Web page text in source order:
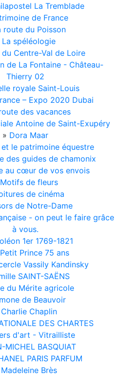
La Tremblade
de France
route du Poisson
La spéléologie
du Centre-Val de Loire
de La Fontaine - Château-
Thierry 02
royale Saint-Louis
– Expo 2020 Dubai
des vacances
Antoine de Saint-Exupéry
» Dora Maar
le patrimoine équestre
des guides de chamonix
au cœur de vos envois
Motifs de fleurs
de cinéma
de Notre-Dame
- on peut le faire grâce
à vous.
1er 1769-1821
Prince 75 ans
Vassily Kandinsky
SAINT-SAËNS
du Mérite agricole
de Beauvoir
Charlie Chaplin
DES CHARTES
d'art - Vitrailliste
MICHEL BASQUIAT
PARIS PARFUM
Madeleine Brès